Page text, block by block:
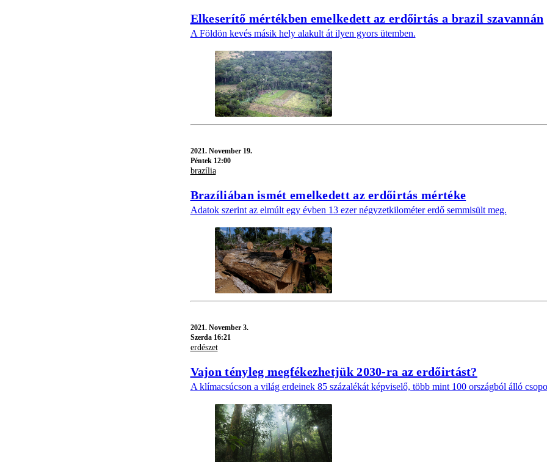
Elkeserítő mértékben emelkedett az erdőirtás a brazil szavannán
A Földön kevés másik hely alakult át ilyen gyors ütemben.
2021. November 19.
Péntek 12:00
brazília
Brazíliában ismét emelkedett az erdőirtás mértéke
Adatok szerint az elmúlt egy évben 13 ezer négyzetkilométer erdő semmisült meg.
2021. November 3.
Szerda 16:21
erdészet
Vajon tényleg megfékezhetjük 2030-ra az erdőirtást?
A klímacsúcson a világ erdeinek 85 százalékát képviselő, több mint 100 országból álló